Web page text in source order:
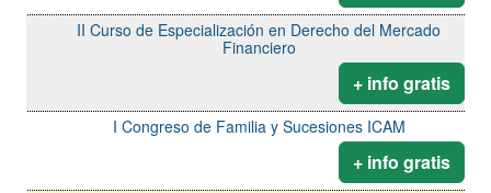
II Curso de Especialización en Derecho del Mercado
Financiero
+ info gratis
I Congreso de Familia y Sucesiones ICAM
+ info gratis